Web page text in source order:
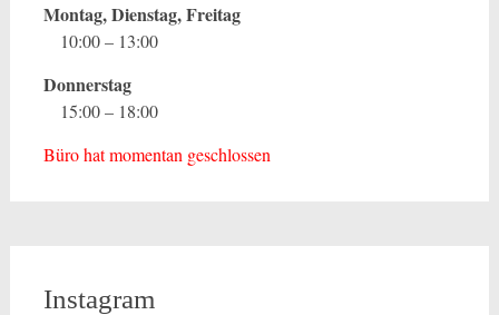
Montag, Dienstag, Freitag
10:00 – 13:00
Donnerstag
15:00 – 18:00
Büro hat momentan geschlossen
Instagram